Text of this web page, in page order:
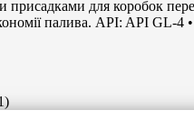
присадками для коробок
палива. API: API GL-4